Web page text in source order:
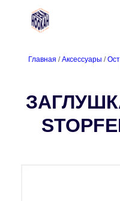
Главная /Аксессуары /